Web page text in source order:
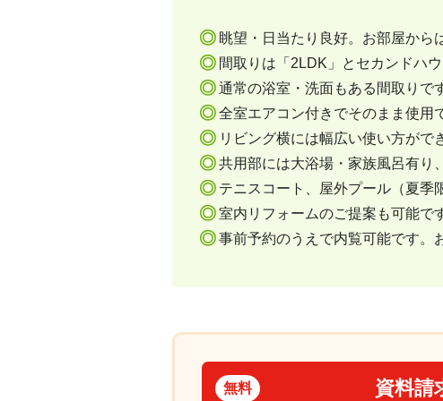
眺望・日当たり良好。お部屋から
間取りは「2LDK」とセカンドハ
通常の浴室・洗面もある間取りで
全室エアコン付きでそのまま使用
リビング横には幅広い使い方がで
共用部には大浴場・家族風呂有り
テニスコート、屋外プール（夏季
室内リフォームのご提案も可能で
事前予約のうえで内覧可能です。
資料請
無料